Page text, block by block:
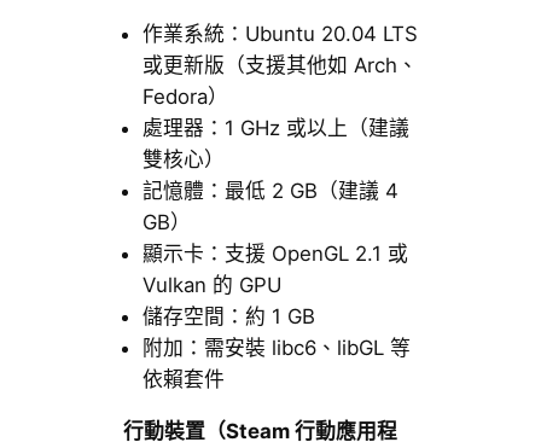
作業系統：Ubuntu 20.04 LTS
或更新版（支援其他如 Arch、
Fedora）
處理器：1 GHz 或以上（建議
雙核心）
記憶體：最低 2 GB（建議 4
GB）
顯示卡：支援 OpenGL 2.1 或
Vulkan 的 GPU
儲存空間：約 1 GB
附加：需安裝 libc6、libGL 等
依賴套件
行動裝置（Steam 行動應用程